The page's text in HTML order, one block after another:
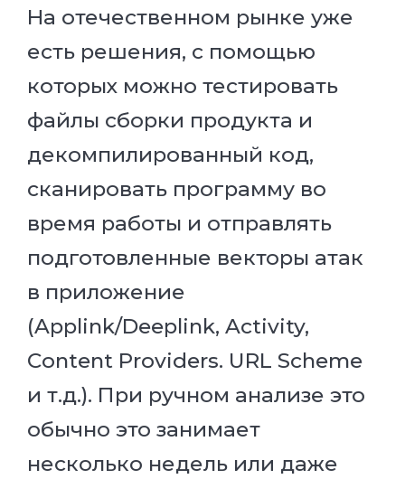
На отечественном рынке уже
есть решения, с помощью
которых можно тестировать
файлы сборки продукта и
декомпилированный код,
сканировать программу во
время работы и отправлять
подготовленные векторы атак
в приложение
(Applink/Deeplink, Activity,
Content Providers. URL Scheme
и т.д.). При ручном анализе это
обычно это занимает
несколько недель или даже